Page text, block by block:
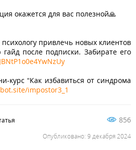
окажется для вас полезной🙏
привлечь новых клиентов
после подписки. Забирате его
курс “Как избавиться от синдрома
impostor3_1
856
Опубликовано: 9 декабря 2024